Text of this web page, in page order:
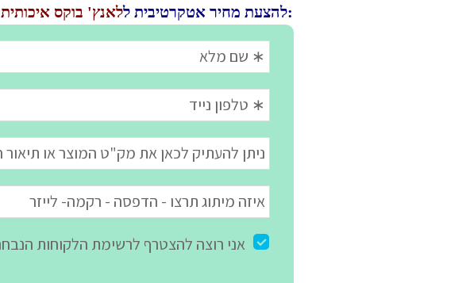
להצעת מחיר אטקרטיבית ללאנץ' בוקס איכותית , השאירו פרטים בטופס כאן ונשיב בהקדם: